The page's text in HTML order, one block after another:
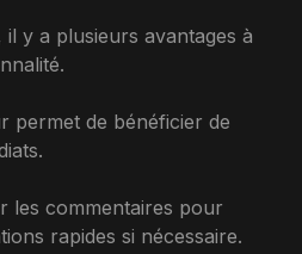
y a plusieurs avantages à
permet de bénéficier de
les commentaires pour
rapides si nécessaire.